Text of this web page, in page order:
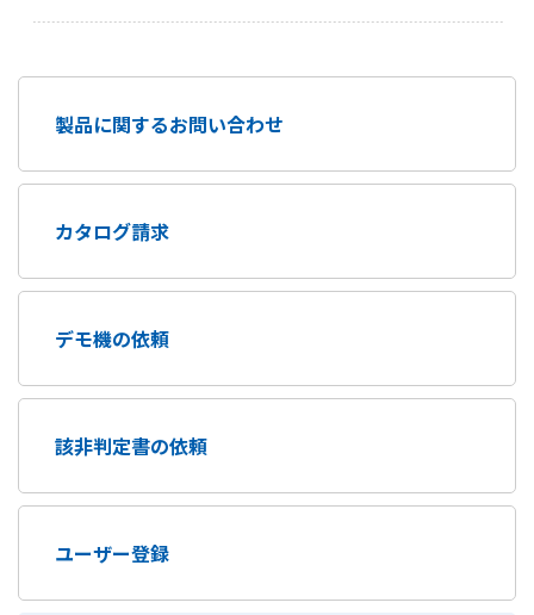
製品に関するお問い合わせ
カタログ請求
デモ機の依頼
該非判定書の依頼
ユーザー登録